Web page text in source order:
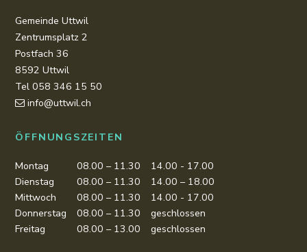
Gemeinde Uttwil
Zentrumsplatz 2
Postfach 36
8592 Uttwil
Tel 058 346 15 50
info@uttwil.ch
ÖFFNUNGSZEITEN
Montag 08.00 – 11.30
14.00 - 17.00
Dienstag
08.00 – 11.30
14.00 – 18.00
Mittwoch
08.00 – 11.30
14.00 - 17.00
Donnerstag
08.00 – 11.30
geschlossen
Freitag
08.00 – 13.00 geschlossen